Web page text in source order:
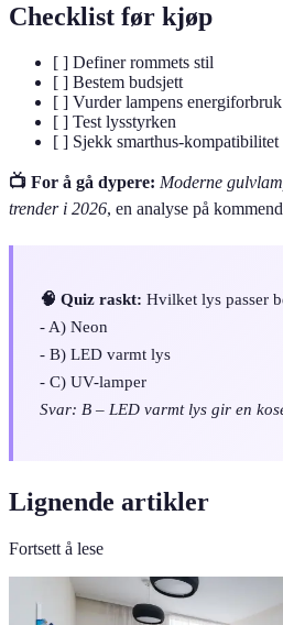
Checklist før kjøp
[ ] Definer rommets stil
[ ] Bestem budsjett
[ ] Vurder lampens energiforbruk
[ ] Test lysstyrken
[ ] Sjekk smarthus-kompatibilitet
📺 For å gå dypere: Moderne
trender i 2026, en analyse på
🧠 Quiz raskt: Hvilket lys passer
- A) Neon
- B) LED varmt lys
- C) UV-lamper
Svar: B – LED varmt lys gir en
Lignende artikler
Fortsett å lese